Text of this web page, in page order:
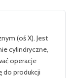
(oś X). Jest
cylindryczne,
operacje
do produkcji